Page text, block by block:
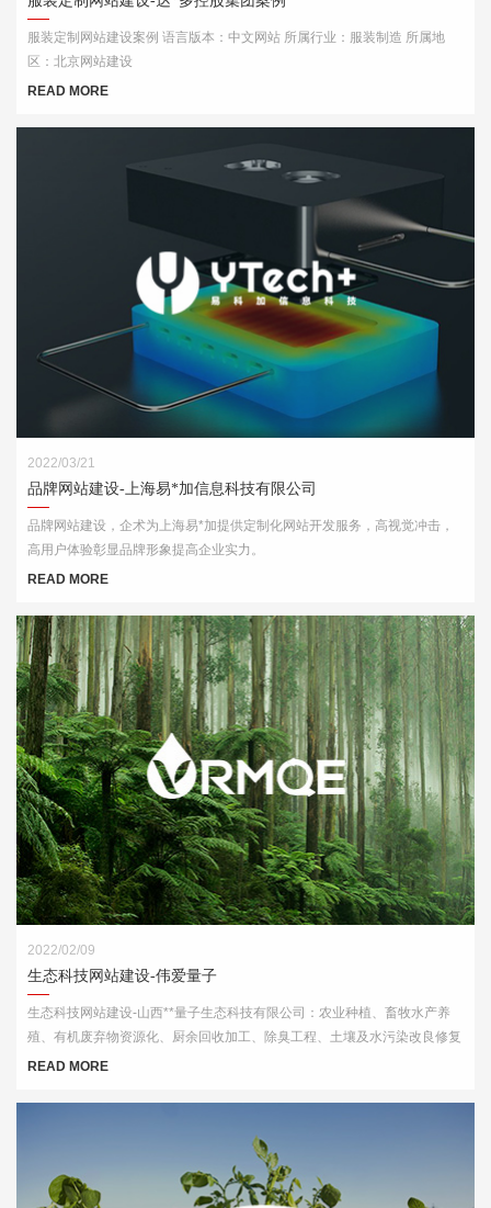
服装定制网站建设案例 语言版本：中文网站 所属行业：服装制造 所属地
区：北京网站建设
READ MORE
2022/03/21
品牌网站建设-上海易*加信息科技有限公司
品牌网站建设，企术为上海易*加提供定制化网站开发服务，高视觉冲击，
高用户体验彰显品牌形象提高企业实力。
READ MORE
2022/02/09
生态科技网站建设-伟爱量子
生态科技网站建设-山西**量子生态科技有限公司：农业种植、畜牧水产养
殖、有机废弃物资源化、厨余回收加工、除臭工程、土壤及水污染改良修复
等领域内的技术服务
READ MORE